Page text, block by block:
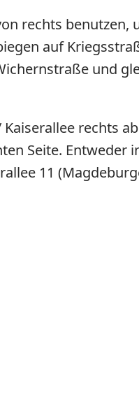
rechts
auf
und
rechts
Seite. Entweder
11